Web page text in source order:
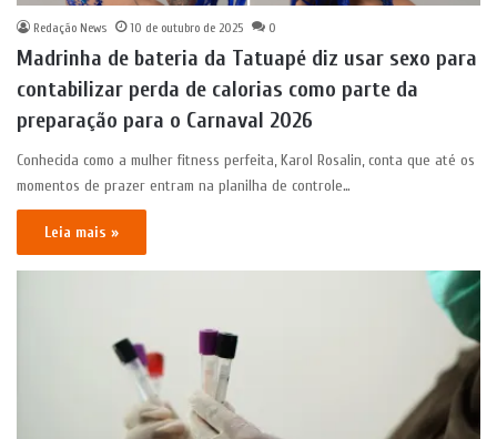
Redação News 10 de outubro de 2025 0
Madrinha de bateria da Tatuapé diz usar sexo para
contabilizar perda de calorias como parte da
preparação para o Carnaval 2026
Conhecida como a mulher fitness perfeita, Karol Rosalin, conta que até os
momentos de prazer entram na planilha de controle…
Leia mais »